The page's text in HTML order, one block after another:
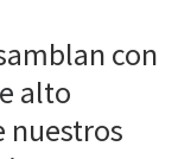
con
alto